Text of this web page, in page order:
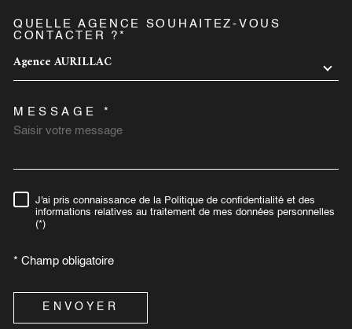
QUELLE AGENCE SOUHAITEZ-VOUS
CONTACTER ?*
Agence AURILLAC
MESSAGE *
RÈGLEMENTATION
J'ai pris connaissance de la Politique de confidentialité et des
informations relatives au traitement de mes données personnelles
(*)
* Champ obligatoire
ENVOYER